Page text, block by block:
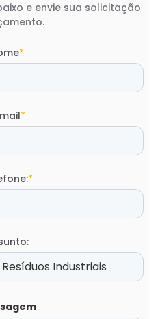
e envie sua solicitação
*
*
*